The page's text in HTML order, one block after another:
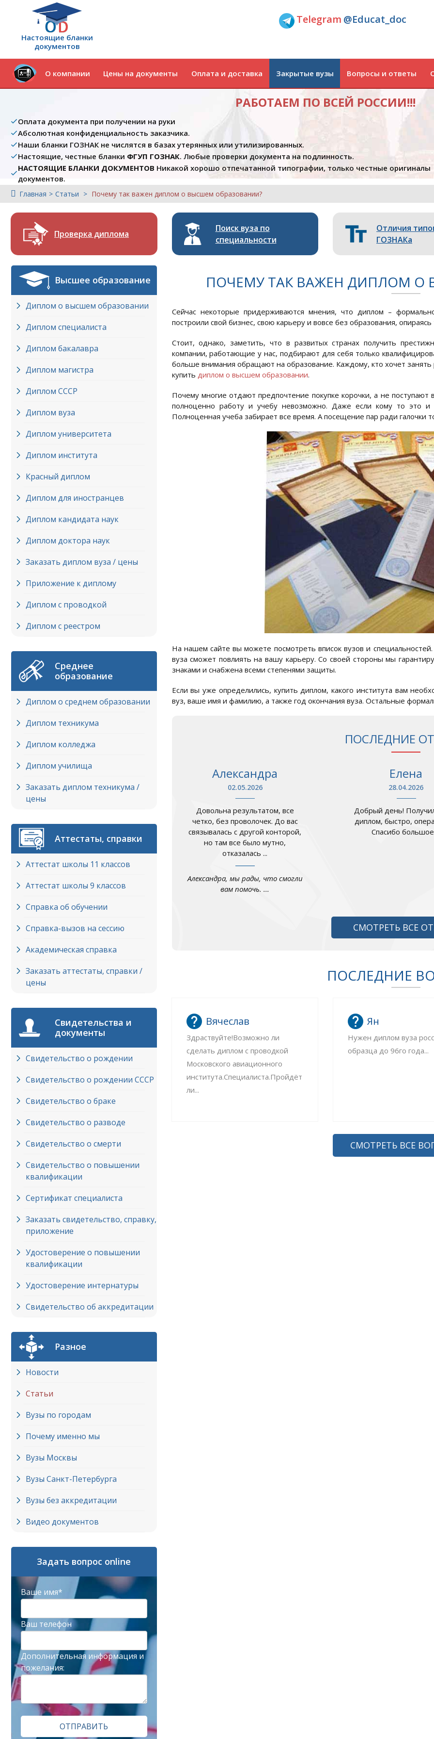
Настоящие бланки
документов
Telegram @Educat_doc
О компании Цены на документы Оплата и доставка Закрытые вузы Вопросы и ответы
РАБОТАЕМ ПО ВСЕЙ РОССИИ!!!
Оплата документа при получении на руки
Абсолютная конфиденциальность заказчика.
Наши бланки ГОЗНАК не числятся в базах утерянных или утилизированных.
Настоящие, честные бланки ФГУП ГОЗНАК. Любые проверки документа на подлинность.
НАСТОЯЩИЕ БЛАНКИ ДОКУМЕНТОВ Никакой хорошо отпечатанной типографии, только честные оригиналы
документов.
Главная Статьи Почему так важен диплом о высшем образовании?
Проверка диплома
Поиск вуза по
специальности
Отличия
ГОЗНАКа
Высшее образование
Диплом о высшем образовании
Диплом специалиста
Диплом бакалавра
Диплом магистра
Диплом СССР
Диплом вуза
Диплом университета
Диплом института
Красный диплом
Диплом для иностранцев
Диплом кандидата наук
Диплом доктора наук
Заказать диплом вуза / цены
Приложение к диплому
Диплом с проводкой
Диплом с реестром
Среднее
образование
Диплом о среднем образовании
Диплом техникума
Диплом колледжа
Диплом училища
Заказать диплом техникума /
цены
Аттестаты, справки
Аттестат школы 11 классов
Аттестат школы 9 классов
Справка об обучении
Справка-вызов на сессию
Академическая справка
Заказать аттестаты, справки /
цены
Свидетельства и
документы
Свидетельство о рождении
Свидетельство о рождении СССР
Свидетельство о браке
Свидетельство о разводе
Свидетельство о смерти
Свидетельство о повышении
квалификации
Сертификат специалиста
Заказать свидетельство, справку,
приложение
Удостоверение о повышении
квалификации
Удостоверение интернатуры
Свидетельство об аккредитации
Разное
Новости
Статьи
Вузы по городам
Почему именно мы
Вузы Москвы
Вузы Cанкт-Петербурга
Вузы без аккредитации
Видео документов
Задать вопрос online
Ваше имя*
Ваш телефон
Дополнительная информация и
пожелания:
ОТПРАВИТЬ
ПОЧЕМУ ТАК ВАЖЕН ДИПЛОМ О
Сейчас некоторые придерживаются мнения, что диплом –
построили свой бизнес, свою карьеру и вовсе без образования, опираясь
Стоит, однако, заметить, что в развитых странах получить
компании, работающие у нас, подбирают для себя только
больше внимания обращают на образование. Каждому, кто хочет
купить диплом о высшем образовании.
Почему многие отдают предпочтение покупке корочки, а не
полноценно работу и учебу невозможно. Даже если кому то это и
Полноценная учеба забирает все время. А посещение пар ради галочки
На нашем сайте вы можете посмотреть вписок вузов и
вуза сможет повлиять на вашу карьеру. Со своей стороны мы
знаками и снабжена всеми степенями защиты.
Если вы уже определились, купить диплом, какого института вам
вуз, ваше имя и фамилию, а также год окончания вуза. Остальные
ПОСЛЕДНИЕ
Александра
02.05.2026
Довольна результатом, все
четко, без проволочек. До вас
связывалась с другой конторой,
но там все было мутно,
отказалась ...
Александра, мы рады, что смогли
вам помочь. ...
Елена
28.04.2026
Добрый день!
диплом, быстро,
Спасибо большое
СМОТРЕТЬ ВСЕ
ПОСЛЕДНИЕ
Вячеслав
Здраствуйте!Возможно ли
сделать диплом с проводкой
Московского авиационного
института.Специалиста.Пройдёт
ли...
Ян
Нужен диплом вуза
образца до 96го года...
СМОТРЕТЬ ВСЕ